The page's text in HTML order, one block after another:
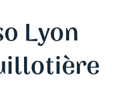
Lyon